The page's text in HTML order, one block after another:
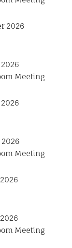
2026
Meeting
2026
Meeting
Meeting